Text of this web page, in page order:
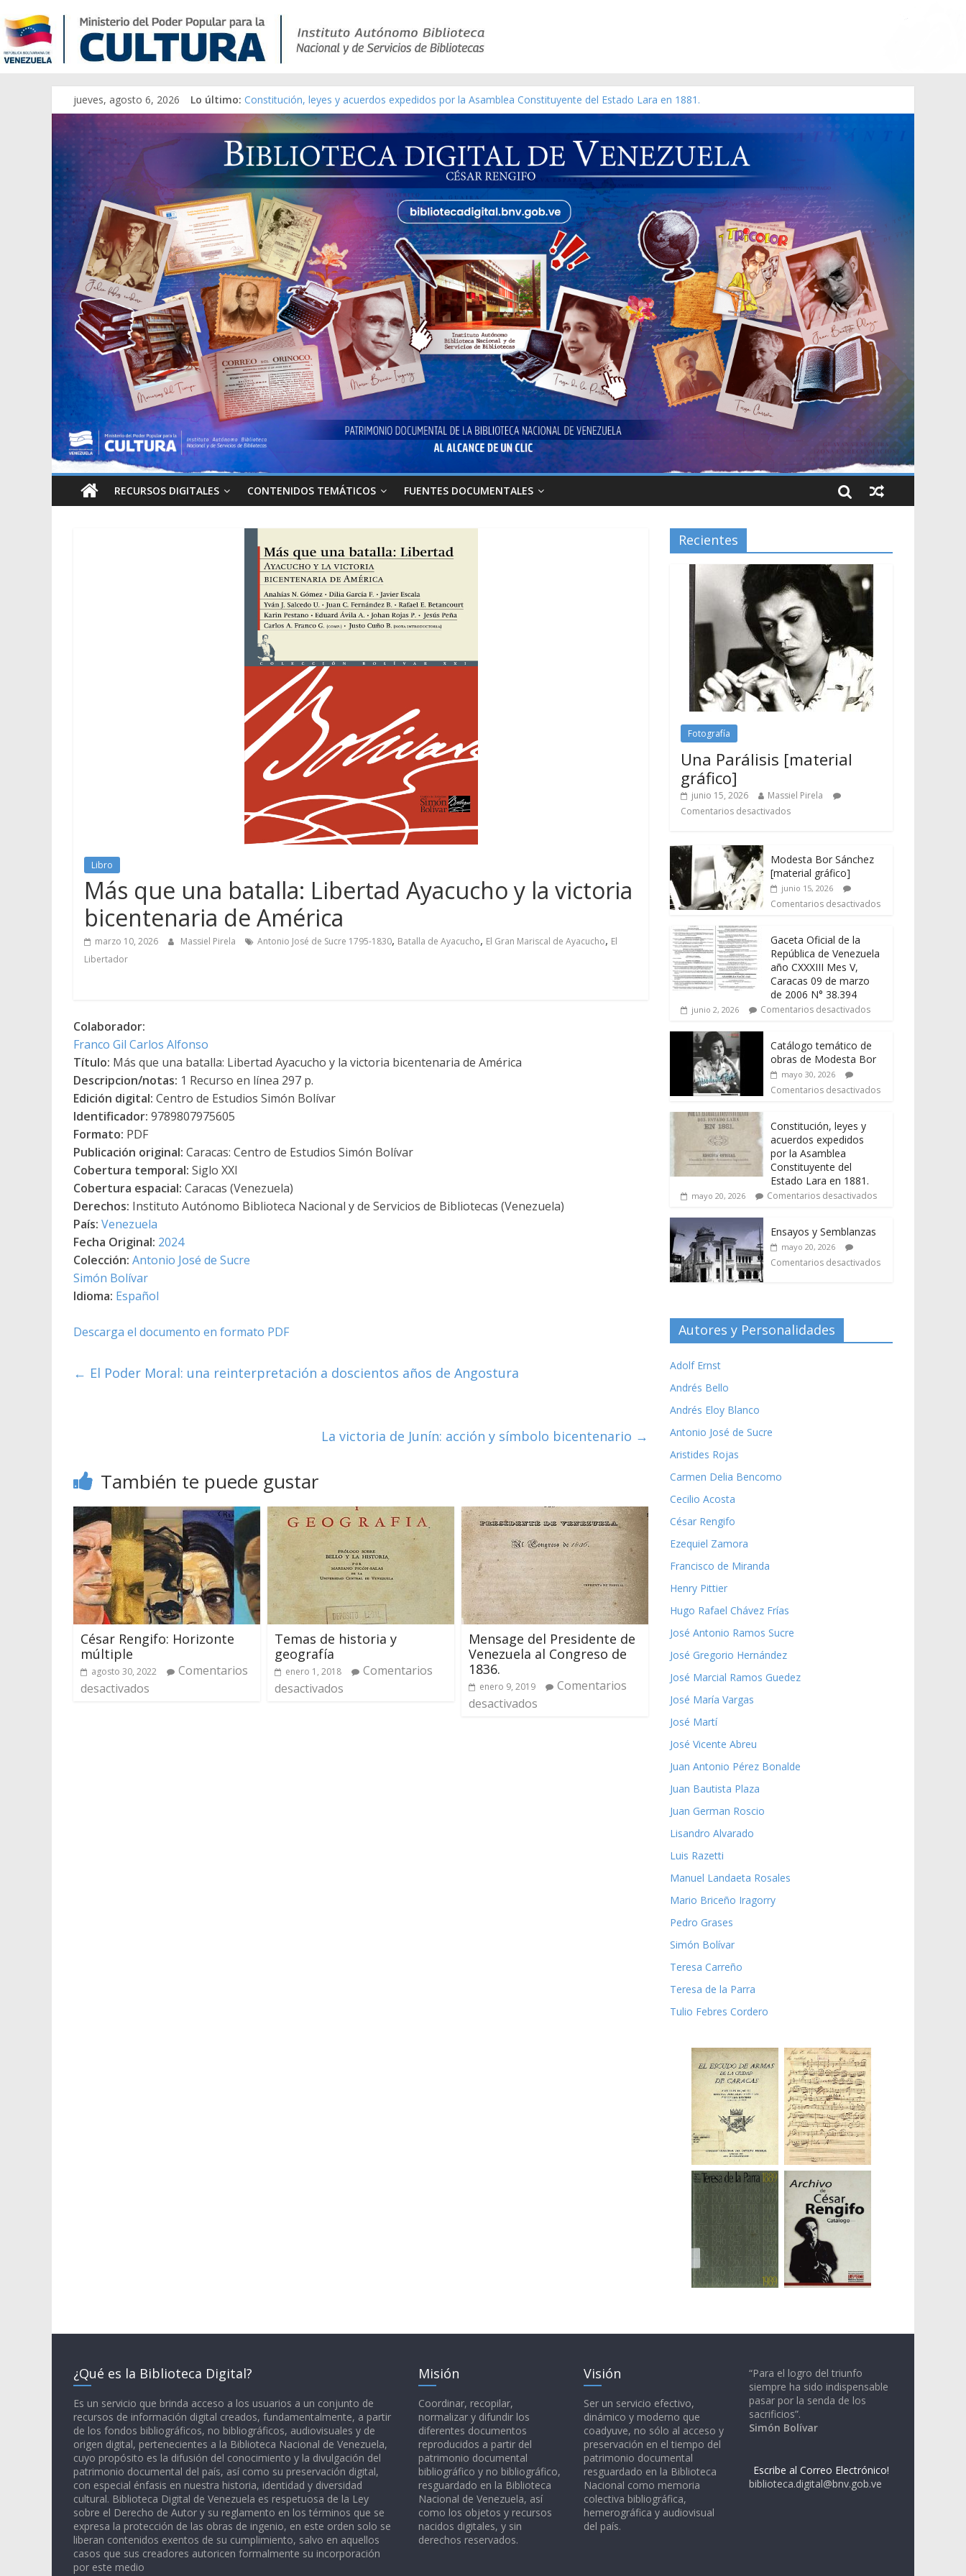
jueves, agosto 6, 2026 Lo último: Constitución, leyes y acuerdos expedidos por la Asamblea Constituyente del Estado Lara en 1881.
Una Parálisis [material gráfico]
Modesta Bor Sánchez [material gráfico]
Gaceta Oficial de la República de Venezuela año CXXXIII Mes V, Caracas 09 de marzo de 2006 N° 38.394
Catálogo temático de obras de Modesta Bor
RECURSOS DIGITALES CONTENIDOS TEMÁTICOS FUENTES DOCUMENTALES
Libro
Más que una batalla: Libertad Ayacucho y la victoria
bicentenaria de América
marzo 10, 2026 Massiel Pirela Antonio José de Sucre 1795-1830, Batalla de Ayacucho, El Gran Mariscal de Ayacucho, El
Libertador
Colaborador:
Franco Gil Carlos Alfonso
Título: Más que una batalla: Libertad Ayacucho y la victoria bicentenaria de América
Descripcion/notas: 1 Recurso en línea 297 p.
Edición digital: Centro de Estudios Simón Bolívar
Identificador: 9789807975605
Formato: PDF
Publicación original: Caracas: Centro de Estudios Simón Bolívar
Cobertura temporal: Siglo XXI
Cobertura espacial: Caracas (Venezuela)
Derechos: Instituto Autónomo Biblioteca Nacional y de Servicios de Bibliotecas (Venezuela)
País: Venezuela
Fecha Original: 2024
Colección: Antonio José de Sucre
Simón Bolívar
Idioma: Español
Descarga el documento en formato PDF
← El Poder Moral: una reinterpretación a doscientos años de Angostura
La victoria de Junín: acción y símbolo bicentenario →
También te puede gustar
César Rengifo: Horizonte
múltiple
agosto 30, 2022
Comentarios
desactivados
Temas de historia y
geografía
enero 1, 2018
Comentarios
desactivados
Mensage del Presidente de
Venezuela al Congreso de
1836.
enero 9, 2019
Comentarios
desactivados
Recientes
Fotografía
Una Parálisis [material
gráfico]
junio 15, 2026
Massiel Pirela
Comentarios desactivados
Modesta Bor Sánchez
[material gráfico]
junio 15, 2026
Comentarios desactivados
Gaceta Oficial de la
República de Venezuela
año CXXXIII Mes V,
Caracas 09 de marzo
de 2006 N° 38.394
junio 2, 2026 Comentarios desactivados
Catálogo temático de
obras de Modesta Bor
mayo 30, 2026
Comentarios desactivados
Constitución, leyes y
acuerdos expedidos
por la Asamblea
Constituyente del
Estado Lara en 1881.
mayo 20, 2026 Comentarios desactivados
Ensayos y Semblanzas
mayo 20, 2026
Comentarios desactivados
Autores y Personalidades
Adolf Ernst
Andrés Bello
Andrés Eloy Blanco
Antonio José de Sucre
Aristides Rojas
Carmen Delia Bencomo
Cecilio Acosta
César Rengifo
Ezequiel Zamora
Francisco de Miranda
Henry Pittier
Hugo Rafael Chávez Frías
José Antonio Ramos Sucre
José Gregorio Hernández
José Marcial Ramos Guedez
José María Vargas
José Martí
José Vicente Abreu
Juan Antonio Pérez Bonalde
Juan Bautista Plaza
Juan German Roscio
Lisandro Alvarado
Luis Razetti
Manuel Landaeta Rosales
Mario Briceño Iragorry
Pedro Grases
Simón Bolívar
Teresa Carreño
Teresa de la Parra
Tulio Febres Cordero
¿Qué es la Biblioteca Digital?
Es un servicio que brinda acceso a los usuarios a un conjunto de
recursos de información digital creados, fundamentalmente, a partir
de los fondos bibliográficos, no bibliográficos, audiovisuales y de
origen digital, pertenecientes a la Biblioteca Nacional de Venezuela,
cuyo propósito es la difusión del conocimiento y la divulgación del
patrimonio documental del país, así como su preservación digital,
con especial énfasis en nuestra historia, identidad y diversidad
cultural. Biblioteca Digital de Venezuela es respetuosa de la Ley
sobre el Derecho de Autor y su reglamento en los términos que se
expresa la protección de las obras de ingenio, en este orden solo se
liberan contenidos exentos de su cumplimiento, salvo en aquellos
casos que sus creadores autoricen formalmente su incorporación
por este medio
Misión
Coordinar, recopilar,
normalizar y difundir los
diferentes documentos
reproducidos a partir del
patrimonio documental
bibliográfico y no bibliográfico,
resguardado en la Biblioteca
Nacional de Venezuela, así
como los objetos y recursos
nacidos digitales, y sin
derechos reservados.
Visión
Ser un servicio efectivo,
dinámico y moderno que
coadyuve, no sólo al acceso y
preservación en el tiempo del
patrimonio documental
resguardado en la Biblioteca
Nacional como memoria
colectiva bibliográfica,
hemerográfica y audiovisual
del país.
“Para el logro del triunfo
siempre ha sido indispensable
pasar por la senda de los
sacrificios”.
Simón Bolívar
Escribe al Correo Electrónico!
biblioteca.digital@bnv.gob.ve